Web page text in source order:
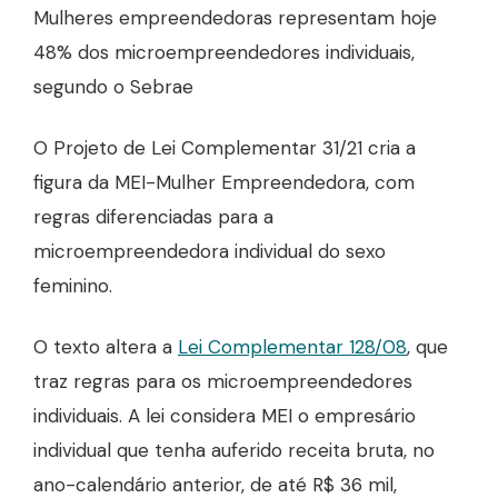
Mulheres empreendedoras representam hoje
48% dos microempreendedores individuais,
segundo o Sebrae
O Projeto de Lei Complementar 31/21 cria a
figura da MEI-Mulher Empreendedora, com
regras diferenciadas para a
microempreendedora individual do sexo
feminino.
O texto altera a Lei Complementar 128/08, que
traz regras para os microempreendedores
individuais. A lei considera MEI o empresário
individual que tenha auferido receita bruta, no
ano-calendário anterior, de até R$ 36 mil,